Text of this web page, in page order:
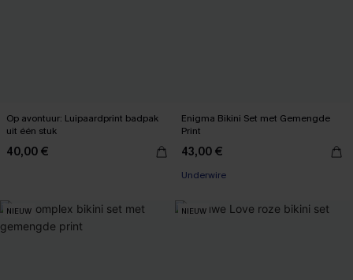
Op avontuur: Luipaardprint badpak
uit één stuk
40,00 €
Enigma Bikini Set met Gemengde
Print
43,00 €
Underwire
NIEUW NIEUW